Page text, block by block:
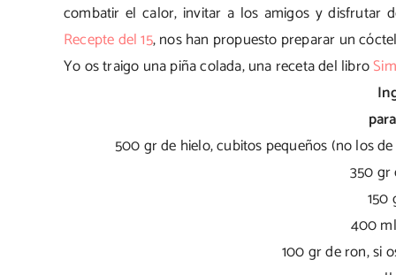
combatir el calor, invitar a los amigos y disfrutar
Recepte del 15, nos han propuesto preparar un
Yo os traigo una piña colada, una receta del libro
500 gr de hielo, cubitos pequeños (no los
350 gr
150
400
100 gr de ron, si